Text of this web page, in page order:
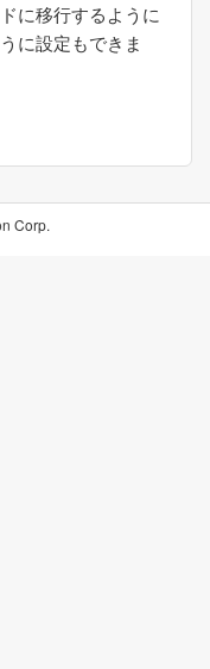
に移行するように
に設定もできま
Corp.